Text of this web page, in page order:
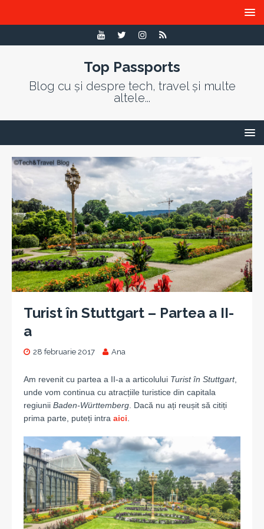
Top Passports
Blog cu și despre tech, travel și multe
altele...
Turist în Stuttgart – Partea a II-
a
28 februarie 2017 Ana
Am revenit cu partea a II-a a articolului Turist în Stuttgart,
unde vom continua cu atracțiile turistice din capitala
regiunii Baden-Württemberg. Dacă nu ați reușit să citiți
prima parte, puteți intra aici.